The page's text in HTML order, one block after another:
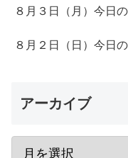
８月３日（月）今日
８月２日（日）今日
アーカイブ